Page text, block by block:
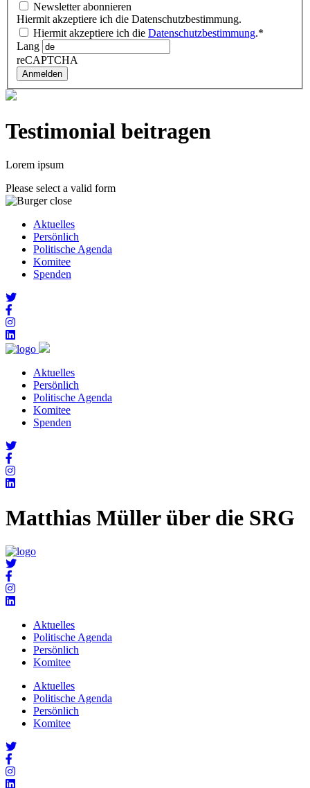
Newsletter abonnieren
Hiermit akzeptiere ich die Datenschutzbestimmung.
Hiermit akzeptiere ich die Datenschutzbestimmung.*
Lang
reCAPTCHA
Anmelden
Testimonial beitragen
Lorem ipsum
Please select a valid form
Aktuelles
Persönlich
Politische Agenda
Komitee
Spenden
Aktuelles
Persönlich
Politische Agenda
Komitee
Spenden
Matthias Müller über die SRG
Aktuelles
Politische Agenda
Persönlich
Komitee
Aktuelles
Politische Agenda
Persönlich
Komitee